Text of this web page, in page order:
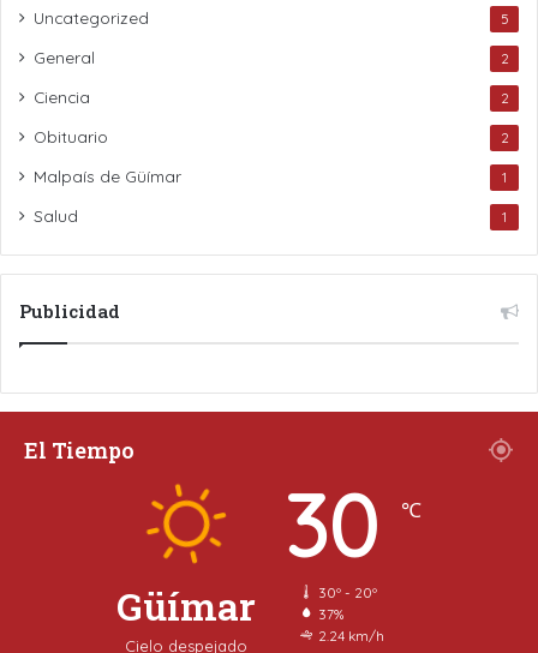
Uncategorized 5
General 2
Ciencia 2
Obituario 2
Malpaís de Güímar 1
Salud 1
Publicidad
El Tiempo
Güímar
Cielo despejado
30 ℃
30º - 20º
37%
2.24 km/h